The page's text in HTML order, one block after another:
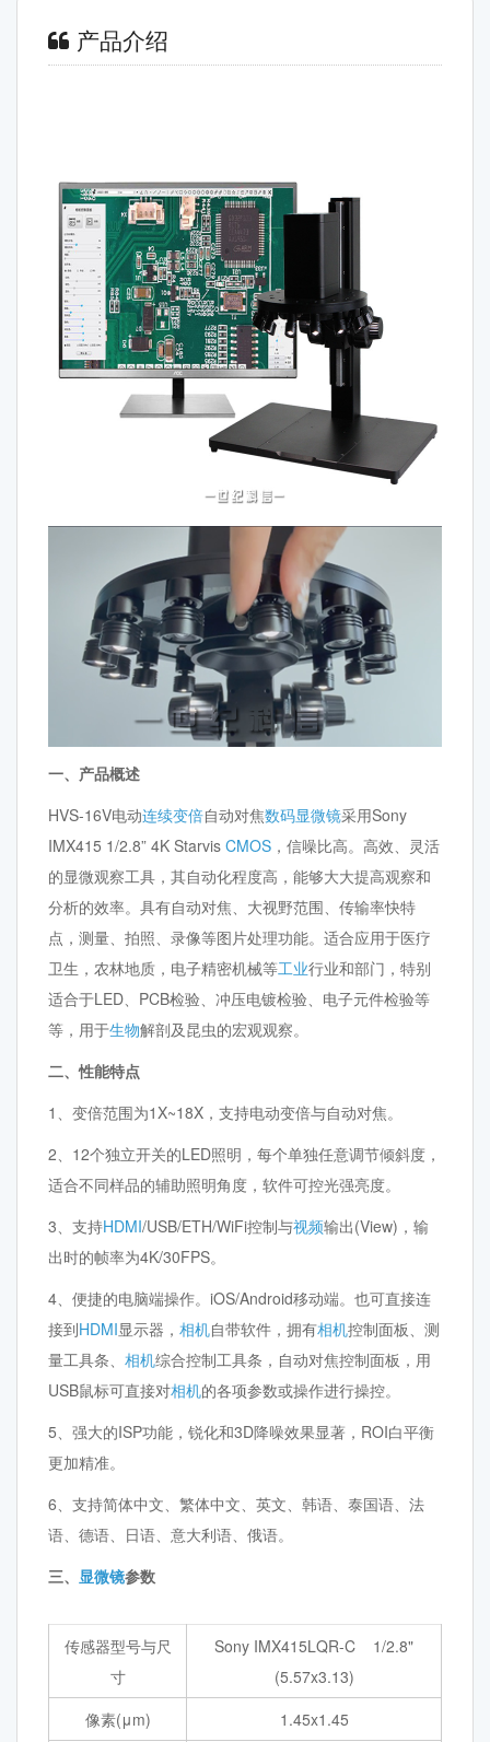
产品介绍
一、产品概述
HVS-16V电动连续变倍自动对焦数码显微镜采用Sony
IMX415 1/2.8” 4K Starvis CMOS ，信噪比高。高效、灵活
的显微观察工具，其自动化程度高，能够大大提高观察和
分析的效率。具有自动对焦、大视野范围、传输率快特
点，测量、拍照、录像等图片处理功能。适合应用于医疗
卫生，农林地质，电子精密机械等工业行业和部门，特别
适合于LED、PCB检验、冲压电镀检验、电子元件检验等
等，用于生物解剖及昆虫的宏观观察。
二、性能特点
1、变倍范围为1X~18X，支持电动变倍与自动对焦。
2、12个独立开关的LED照明，每个单独任意调节倾斜度，
适合不同样品的辅助照明角度，软件可控光强亮度。
3、支持HDMI/USB/ETH/WiFi控制与视频输出(View)，输
出时的帧率为4K/30FPS。
4、便捷的电脑端操作。iOS/Android移动端。也可直接连
接到HDMI显示器， 相机自带软件，拥有相机控制面板、测
量工具条、 相机综合控制工具条，自动对焦控制面板，用
USB鼠标可直接对相机的各项参数或操作进行操控。
5、强大的ISP功能，锐化和3D降噪效果显著，ROI白平衡
更加精准。
6、支持简体中文、繁体中文、英文、韩语、泰国语、法
语、德语、日语、意大利语、俄语。
三、 显微镜参数
传感器型号与尺
寸
Sony IMX415LQR-C 1/2.8"
(5.57x3.13)
像素(μm)
1.45x1.45